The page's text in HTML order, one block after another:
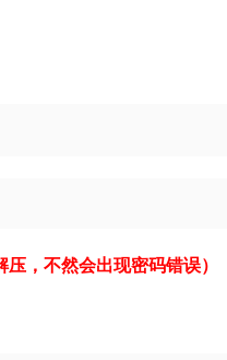
，不然会出现密码错误）